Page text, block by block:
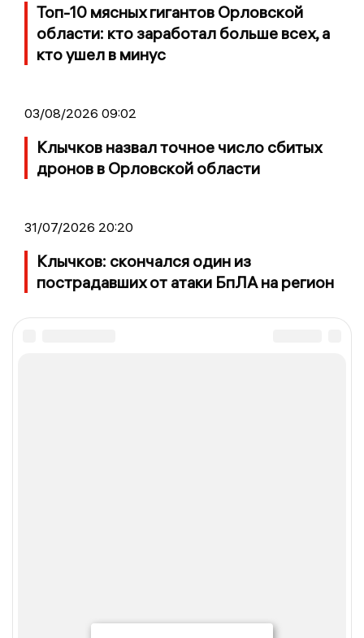
Топ-10 мясных гигантов Орловской
области: кто заработал больше всех, а
кто ушел в минус
03/08/2026 09:02
Клычков назвал точное число сбитых
дронов в Орловской области
31/07/2026 20:20
Клычков: скончался один из
пострадавших от атаки БпЛА на регион